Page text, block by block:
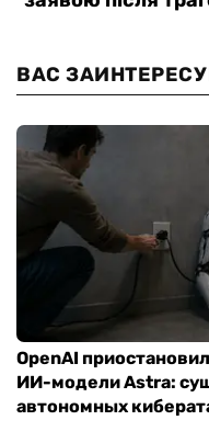
ВАС
OpenAI
ИИ-модели Astra:
автономных